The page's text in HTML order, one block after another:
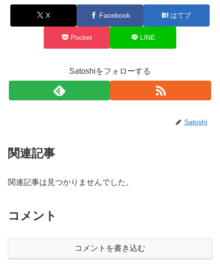
X Facebook はてブ
Pocket LINE
Satoshiをフォローする
Satoshi
関連記事
関連記事は見つかりませんでした。
コメント
コメントを書き込む